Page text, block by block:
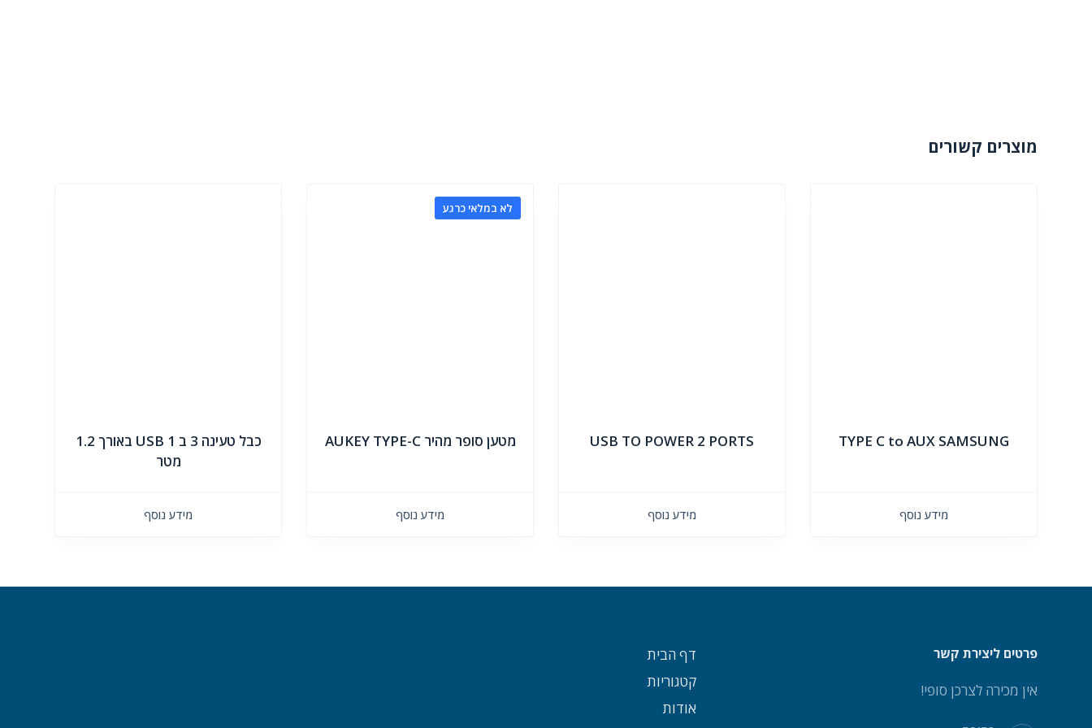
מוצרים קשורים
TYPE C to AUX SAMSUNG
מידע נוסף
USB TO POWER 2 PORTS
מידע נוסף
לא במלאי כרגע
מטען סופר מהיר AUKEY TYPE-C
מידע נוסף
כבל טעינה 3 ב 1 USB באורך 1.2
מטר
מידע נוסף
פרטים ליצירת קשר
אין מכירה לצרכן סופי!
דף הבית
קטגוריות
אודות